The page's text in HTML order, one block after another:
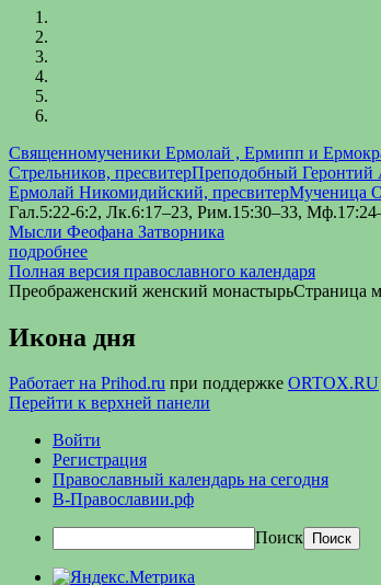
Священномученики Ермолай , Ермипп и
Стрельников, пресвитерПреподобный Геронтий
Ермолай Никомидийский, пресвитерМученица
Гал.5:22-6:2, Лк.6:17–23, Рим.15:30–33,
Мысли Феофана Затворника
подробнее
Полная версия православного календаря
Преображенский женский монастырьСтраница
Икона дня
Работает на Prihod.ru при поддержке ORTOX.RU
Перейти к верхней панели
Войти
Регистрация
Православный календарь на сегодня
В-Православии.рф
Поиск